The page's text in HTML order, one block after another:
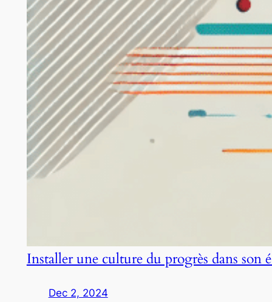
Installer une culture du progrès dans son
Dec 2, 2024